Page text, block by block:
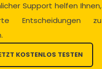
Support helfen Ihnen,
Entscheidungen zu
KOSTENLOS TESTEN